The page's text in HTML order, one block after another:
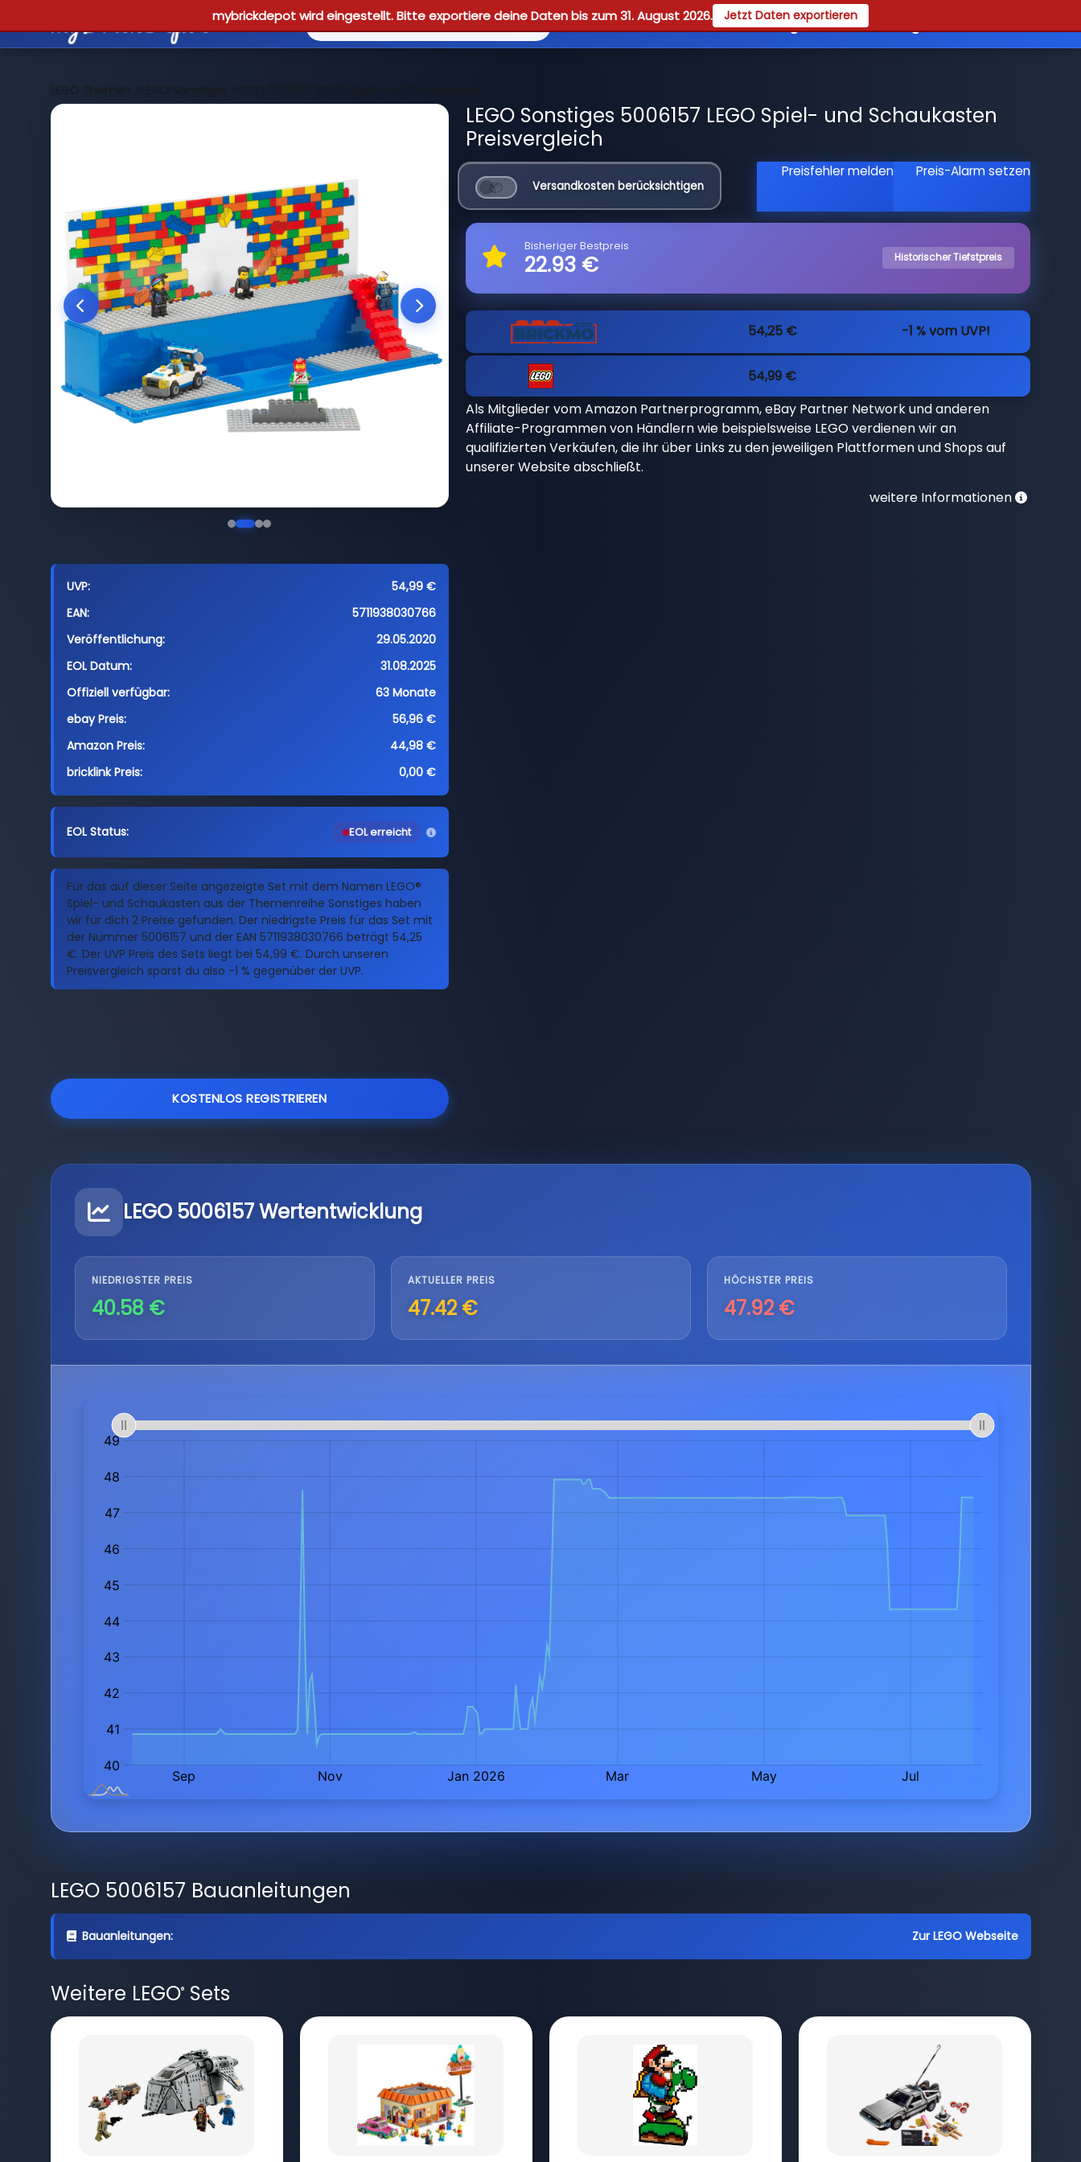
mybrickdepot wird eingestellt. Bitte exportiere deine Daten bis zum 31. August 2026. Jetzt Daten exportieren
Reviews Guides Registrieren
LEGO Themen >LEGO Sonstiges >LEGO 5006157 LEGO Spiel- und Schaukasten
UVP:
54,99 €
EAN:
5711938030766
Veröffentlichung:
29.05.2020
EOL Datum:
31.08.2025
Offiziell verfügbar:
63 Monate
ebay Preis:
56,96 €
Amazon Preis:
44,98 €
bricklink Preis:
0,00 €
EOL Status: EOL erreicht
Für das auf dieser Seite angezeigte Set mit dem Namen LEGO®
Spiel- und Schaukasten aus der Themenreihe Sonstiges haben
wir für dich 2 Preise gefunden. Der niedrigste Preis für das Set mit
der Nummer 5006157 und der EAN 5711938030766 beträgt 54,25
€. Der UVP Preis des Sets liegt bei 54,99 €. Durch unseren
Preisvergleich sparst du also -1 % gegenüber der UVP.
KOSTENLOS REGISTRIEREN
LEGO Sonstiges 5006157 LEGO Spiel- und Schaukasten
Preisvergleich
Versandkosten berücksichtigen
Preisfehler melden Preis-Alarm setzen
Bisheriger Bestpreis
22.93 € Historischer Tiefstpreis
54,25 € -1 % vom UVP!
54,99 €
Als Mitglieder vom Amazon Partnerprogramm, eBay Partner Network und anderen
Affiliate-Programmen von Händlern wie beispielsweise LEGO verdienen wir an
qualifizierten Verkäufen, die ihr über Links zu den jeweiligen Plattformen und Shops auf
unserer Website abschließt.
weitere Informationen
LEGO 5006157 Wertentwicklung
NIEDRIGSTER PREIS
40.58 €
AKTUELLER PREIS
47.42 €
HÖCHSTER PREIS
47.92 €
LEGO 5006157 Bauanleitungen
Bauanleitungen: Zur LEGO Webseite
Weitere LEGO®Sets